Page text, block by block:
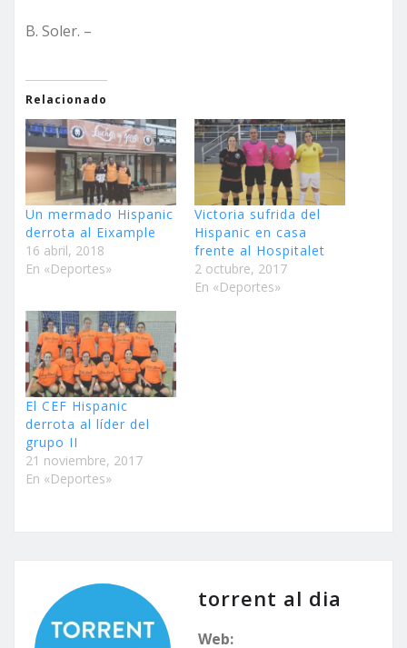
B. Soler. –
Relacionado
Un mermado Hispanic
derrota al Eixample
16 abril, 2018
En «Deportes»
Victoria sufrida del
Hispanic en casa
frente al Hospitalet
2 octubre, 2017
En «Deportes»
El CEF Hispanic
derrota al líder del
grupo II
21 noviembre, 2017
En «Deportes»
torrent al dia
Web: